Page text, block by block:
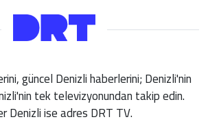
güncel Denizli haberlerini; Denizli'nin
tek televizyonundan takip edin.
Denizli ise adres DRT TV.